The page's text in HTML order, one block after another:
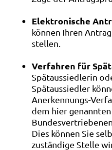
Elektronische
können Ihren
stellen.
Verfahren für
Spätaussiedlerin
Spätaussiedler
Anerkennungs-
dem hier
Dies können Sie
zuständige Stelle